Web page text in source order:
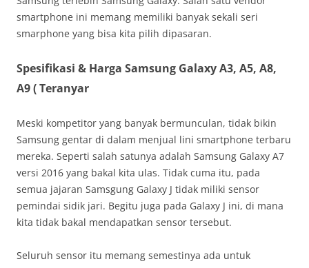
smartphone ini memang memiliki banyak sekali seri
smarphone yang bisa kita pilih dipasaran.
Spesifikasi & Harga Samsung Galaxy A3, A5, A8,
A9 ( Teranyar
Meski kompetitor yang banyak bermunculan, tidak bikin
Samsung gentar di dalam menjual lini smartphone terbaru
mereka. Seperti salah satunya adalah Samsung Galaxy A7
versi 2016 yang bakal kita ulas. Tidak cuma itu, pada
semua jajaran Samsgung Galaxy J tidak miliki sensor
pemindai sidik jari. Begitu juga pada Galaxy J ini, di mana
kita tidak bakal mendapatkan sensor tersebut.
Seluruh sensor itu memang semestinya ada untuk